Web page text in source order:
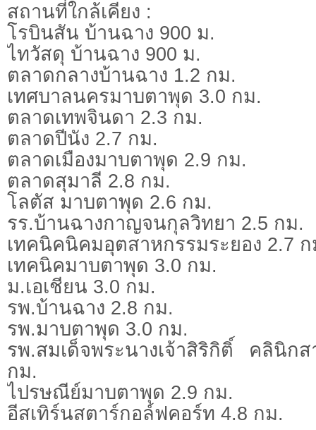
สถานที่ใกล้เคียง :
โรบินสัน บ้านฉาง 900 ม.
ไทวัสดุ บ้านฉาง 900 ม.
ตลาดกลางบ้านฉาง 1.2 กม.
เทศบาลนครมาบตาพุด 3.0 กม.
ตลาดเทพจินดา 2.3 กม.
ตลาดปีนัง 2.7 กม.
ตลาดเมืองมาบตาพุด 2.9 กม.
ตลาดสุมาลี 2.8 กม.
โลตัส มาบตาพุด 2.6 กม.
รร.บ้านฉางกาญจนกุลวิทยา 2.5 กม.
เทคนิคนิคมอุตสาหกรรมระยอง 2.7
เทคนิคมาบตาพุด 3.0 กม.
ม.เอเชียน 3.0 กม.
รพ.บ้านฉาง 2.8 กม.
รพ.มาบตาพุด 3.0 กม.
รพ.สมเด็จพระนางเจ้าสิริกิติ์ คลินิก
กม.
ไปรษณีย์มาบตาพุด 2.9 กม.
อีสเทิร์นสตาร์กอล์ฟคอร์ท 4.8 กม.